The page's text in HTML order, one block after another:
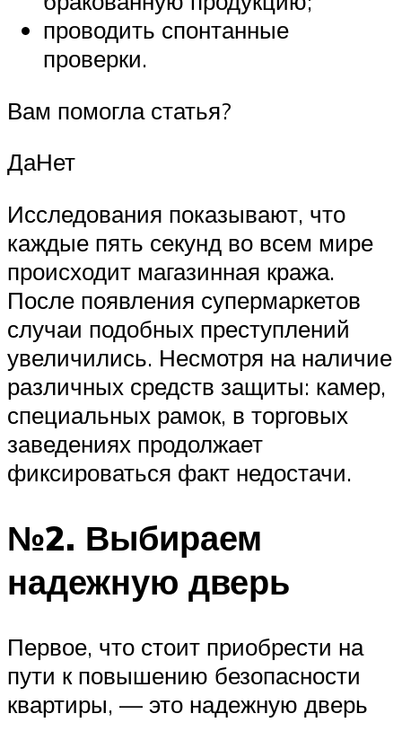
проводить спонтанные
проверки.
Вам помогла статья?
ДаНет
Исследования показывают, что
каждые пять секунд во всем мире
происходит магазинная кража.
После появления супермаркетов
случаи подобных преступлений
увеличились. Несмотря на наличие
различных средств защиты: камер,
специальных рамок, в торговых
заведениях продолжает
фиксироваться факт недостачи.
№2. Выбираем
надежную дверь
Первое, что стоит приобрести на
пути к повышению безопасности
квартиры, — это надежную дверь